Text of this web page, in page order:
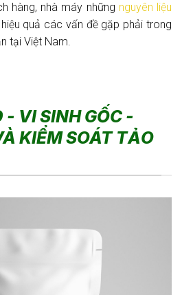
hàng, nhà máy những nguyên liệu
quả các vấn đề gặp phải trong
tại Việt Nam.
- VI SINH GỐC -
KIỂM SOÁT TẢO